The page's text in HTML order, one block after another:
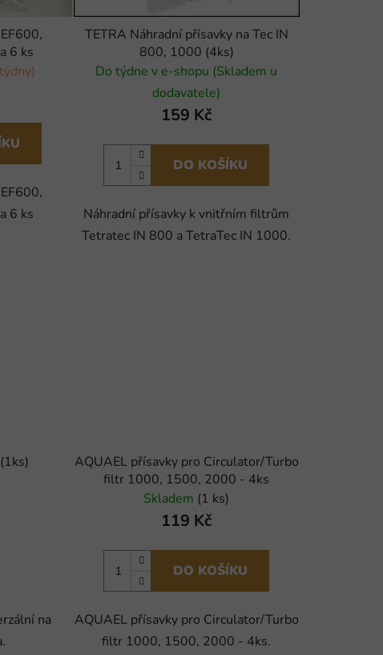
6 ks
6 ks
TETRA Náhradní přísavky na Tec IN
800, 1000 (4ks)
Do týdne v e-shopu (Skladem u
dodavatele)
159 Kč
DO KOŠÍKU
Náhradní přísavky k vnitřním filtrům
Tetratec IN 800 a TetraTec IN 1000.
na
AQUAEL přísavky pro Circulator/Turbo
filtr 1000, 1500, 2000 - 4ks
Skladem (1 ks)
119 Kč
DO KOŠÍKU
AQUAEL přísavky pro Circulator/Turbo
filtr 1000, 1500, 2000 - 4ks.